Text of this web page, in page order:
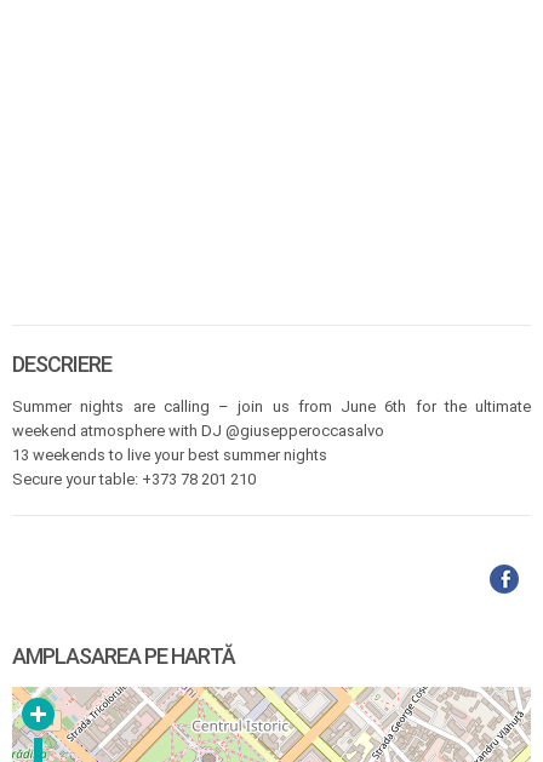
DESCRIERE
Summer nights are calling – join us from June 6th for the ultimate
weekend atmosphere with DJ @giusepperoccasalvo
13 weekends to live your best summer nights
Secure your table: +373 78 201 210
AMPLASAREA PE HARTĂ